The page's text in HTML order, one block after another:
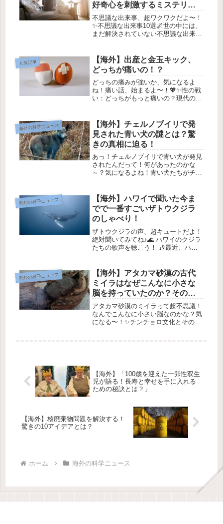
好奇心を刺激するミステリー
集！
不思議な出来事、超ワクワクだよ〜！
✨不思議な出来事10選🌌世の中には、
まだ解決されていない不思議な出来事
でみんなも考えを巡らせてみてね！
🕵️‍♀️1. 外れたヘブリディー...
人気記事
【海外】出産と金玉キック、
どっちが痛いの！？
どっちの痛みが強いか、気になるよ
ね！痛い話、始まるよ〜！💖✨性の戦
い：どっちがもっと痛いの？現代の男
もっと効く痛みを味わっているの？」
ってこと。例えば、出産は痛みの象徴
の一...
海外の科学ニュース
【海外】チェルノブイリで発
見された青い犬の謎とは？驚
きの真相に迫る！
あっ！チェルノブイリで青い犬が発見
されたんだって！何があったのかな
～？気になるよね！青い犬たちがチェ
リの周辺で青い毛の犬たちが目撃され
たって知ってた？😲 でも安心し
て。...
海外の科学ニュース
【海外】ハワイで聞いた今ま
でで一番すごいザトウクジラ
のしゃべり！
ザトウクジラの声、超キュートだよ！
絶対聞いてみてね♪🌊 ハワイのクジラ
たちの歌声を聴こう！ 🎶最近、ハワ
んだ！🐬 なんと、珍しい魚や生物を
発見するのではなく、ハンプバック
ク...
海外の科学ニュース
【海外】アタカマ砂漠の古代
ミイラはなぜこんなに小さな
脳を持っていたのか？その謎
に迫る！
アタカマ砂漠のミイラって超不思議！
なんでこんなに小さい脳なのかな？気
になる〜！✨チンチョロ文化とその健
【海外】「100歳を迎えた一卵性双生
児が語る！長寿と幸せを手に入れる
ための秘訣とは？」
【海外】核廃棄物問題を解決する！
驚きの10アイデアとは？
ホーム 海外の科学ニュース